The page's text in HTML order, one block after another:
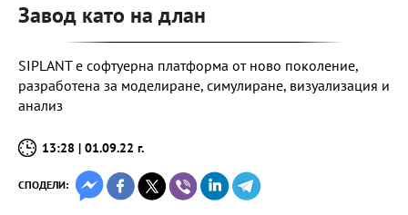
Завод като на длан
SIPLANT e софтуерна платформа от ново поколение,
разработена за моделиране, симулиране, визуализация и
анализ
13:28 | 01.09.22 г.
СПОДЕЛИ: